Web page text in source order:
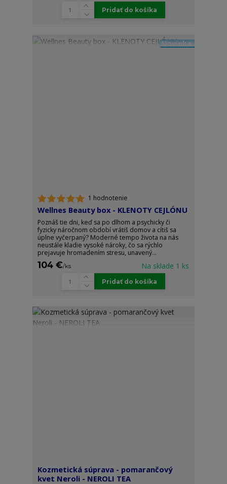
Pridať do košíka
Novinka
1 hodnotenie
Wellnes Beauty box - KLENOTY CEJLÓNU
Poznáš tie dni, keď sa po dlhom a psychicky či
fyzicky náročnom období vrátiš domov a cítiš sa
úplne vyčerpaný? Moderné tempo života na nás
neustále kladie vysoké nároky, čo sa rýchlo
prejavuje hromadením stresu, unavený...
104 €/ks Na sklade 1 ks
Pridať do košíka
Kozmetická súprava - pomarančový
kvet Neroli - NEROLI TEA